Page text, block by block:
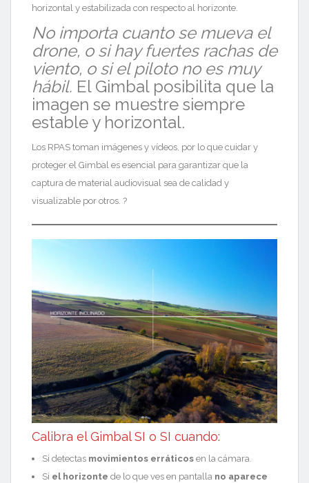
horizontal y estabilizada con respecto al horizonte.
No importa cuanto se mueva el
drone, o si hay fuertes rachas de
viento, o si el piloto no es muy
hábil. El Gimbal posibilita que la
imagen se muestre siempre
estable y horizontal.
Los RPAS toman imágenes y vídeos, por lo que cuidar y
proteger el Gimbal es esencial para garantizar que la
captura de material audiovisual sea de calidad y
visualizable por otros. ?
Calibra el Gimbal SI o SI cuando:
Si detectas movimientos erráticos en la cámara.
Si el horizonte de lo que ves en pantalla no aparece